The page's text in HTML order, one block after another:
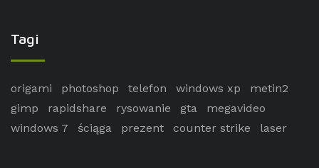
Tagi
origami photoshop telefon windows xp
metin2
gimp
rapidshare rysowanie gta
megavideo
windows 7
ściąga prezent counter strike laser